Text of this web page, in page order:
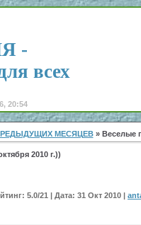
-
всех
20:54
МЕСЯЦЕВ» Веселые
2010 г.))
5.0/21 | Дата: 31 Окт 2010 |